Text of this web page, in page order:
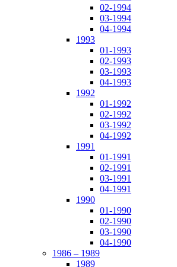
02-1994
03-1994
04-1994
1993
01-1993
02-1993
03-1993
04-1993
1992
01-1992
02-1992
03-1992
04-1992
1991
01-1991
02-1991
03-1991
04-1991
1990
01-1990
02-1990
03-1990
04-1990
1986 – 1989
1989